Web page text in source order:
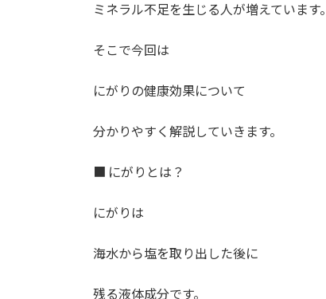
ミネラル不足を生じる人が増えています。
そこで今回は
にがりの健康効果について
分かりやすく解説していきます。
■ にがりとは？
にがりは
海水から塩を取り出した後に
残る液体成分です。